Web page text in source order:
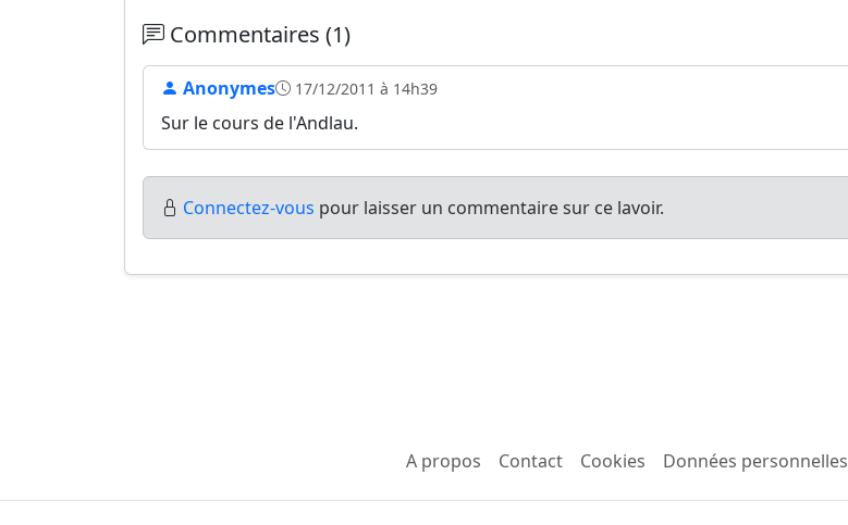
Commentaires (1)
Anonymes 17/12/2011 à 14h39
Sur le cours de l'Andlau.
Connectez-vous pour laisser un commentaire sur ce lavoir.
A propos Contact Cookies Données personnelles